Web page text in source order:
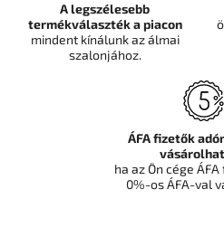
A legszélesebb
termékválaszték a piacon
mindent kínálunk az álmai
szalonjához.
ÁFA fizetők
ha az Ön cége
0%-os ÁFA-val